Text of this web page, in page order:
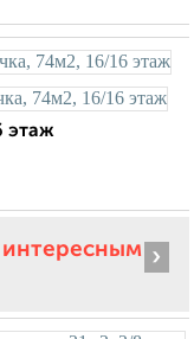
этаж
интересным ›